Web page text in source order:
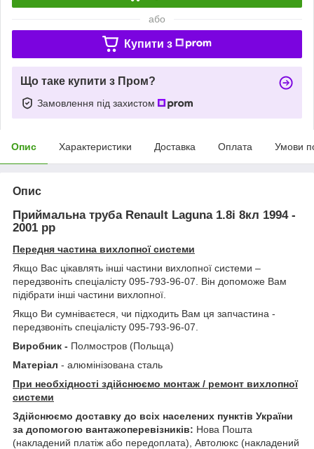
або
Купити з
Що таке купити з Пром?
Замовлення під захистом
Опис Характеристики Доставка Оплата Умови
Опис
Приймальна труба Renault Laguna 1.8i 8кл 1994 -
2001 рр
Передня частина вихлопної системи
Якщо Вас цікавлять інші частини вихлопної системи –
передзвоніть спеціалісту 095-793-96-07. Він допоможе Вам
підібрати інші частини вихлопної.
Якщо Ви сумніваєтеся, чи підходить Вам ця запчастина -
передзвоніть спеціалісту 095-793-96-07.
Виробник - Полмостров (Польща)
Матеріал - алюмінізована сталь
При необхідності здійснюємо монтаж / ремонт вихлопної
системи
Здійснюємо доставку до всіх населених пунктів України
за допомогою вантажоперевізників: Нова Пошта
(накладений платіж або передоплата), Автолюкс (накладений